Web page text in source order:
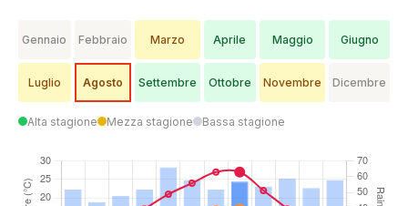
Gennaio Febbraio Marzo Aprile Maggio Giugno
Luglio Agosto Settembre Ottobre Novembre Dicembre
Alta stagione Mezza stagione Bassa stagione